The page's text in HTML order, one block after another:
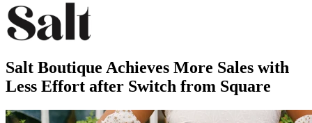
Salt Boutique Achieves More Sales with
Less Effort after Switch from Square